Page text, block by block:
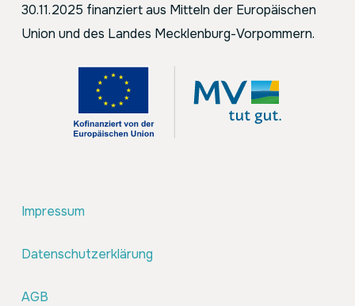
30.11.2025 finanziert aus Mitteln der Europäischen
Union und des Landes Mecklenburg-Vorpommern.
Impressum
Datenschutzerklärung
AGB